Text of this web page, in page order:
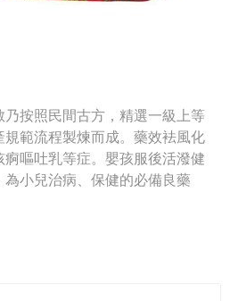
按照民間古方，精選一級上等
範流程製煉而成。藥效袪風化
嘔吐乳等症。嬰孩服後活潑健
小兒治病、保健的必備良藥